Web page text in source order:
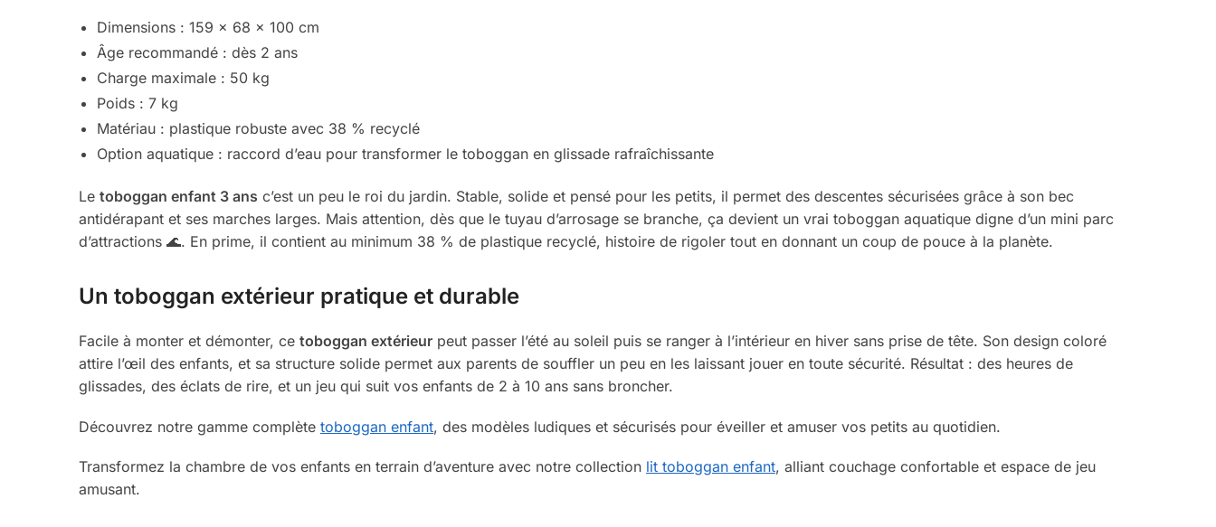
Dimensions : 159 x 68 x 100 cm
Âge recommandé : dès 2 ans
Charge maximale : 50 kg
Poids : 7 kg
Matériau : plastique robuste avec 38 % recyclé
Option aquatique : raccord d’eau pour transformer le toboggan en glissade rafraîchissante
Letoboggan enfant 3 ans c’est un peu le roi du jardin. Stable, solide et pensé pour les petits, il permet des descentes sécurisées grâce à son bec
antidérapant et ses marches larges. Mais attention, dès que le tuyau d’arrosage se branche, ça devient un vrai toboggan aquatique digne d’un mini parc
d’attractions 🌊. En prime, il contient au minimum 38 % de plastique recyclé, histoire de rigoler tout en donnant un coup de pouce à la planète.
Un toboggan extérieur pratique et durable
Facile à monter et démonter, cetoboggan extérieur peut passer l’été au soleil puis se ranger à l’intérieur en hiver sans prise de tête. Son design coloré
attire l’œil des enfants, et sa structure solide permet aux parents de souffler un peu en les laissant jouer en toute sécurité. Résultat : des heures de
glissades, des éclats de rire, et un jeu qui suit vos enfants de 2 à 10 ans sans broncher.
Découvrez notre gamme complètetoboggan enfant, des modèles ludiques et sécurisés pour éveiller et amuser vos petits au quotidien.
Transformez la chambre de vos enfants en terrain d’aventure avec notre collection lit toboggan enfant, alliant couchage confortable et espace de jeu
amusant.